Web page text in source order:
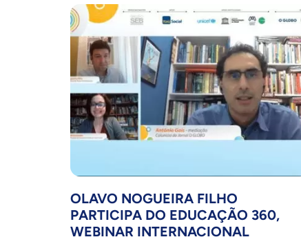
OLAVO NOGUEIRA FILHO
PARTICIPA DO EDUCAÇÃO 360,
WEBINAR INTERNACIONAL